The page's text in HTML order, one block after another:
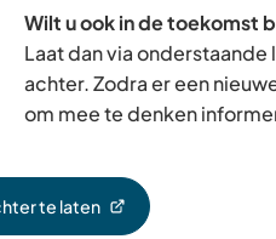
Wilt u ook in de toekomst
Laat dan via
achter. Zodra er een
om mee te denken
te laten